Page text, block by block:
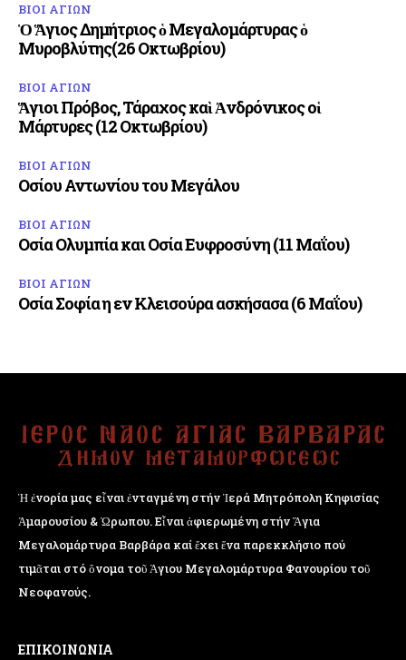
ΒΙΟΙ ΑΓΙΩΝ
Ὁ Ἅγιος Δημήτριος ὁ Μεγαλομάρτυρας ὁ
Μυροβλύτης(26 Οκτωβρίου)
ΒΙΟΙ ΑΓΙΩΝ
Ἅγιοι Πρόβος, Τάραχος καὶ Ἀνδρόνικος οἱ
Μάρτυρες (12 Οκτωβρίου)
ΒΙΟΙ ΑΓΙΩΝ
Οσίου Αντωνίου του Μεγάλου
ΒΙΟΙ ΑΓΙΩΝ
Οσία Ολυμπία και Οσία Ευφροσύνη (11 Μαΐου)
ΒΙΟΙ ΑΓΙΩΝ
Οσία Σοφία η εν Κλεισούρα ασκήσασα (6 Μαΐου)
Ἡ ἐνορία μας εἶναι ἐνταγμένη στήν Ἱερά Μητρόπολη Κηφισίας
Ἁμαρουσίου & Ὠρωπου. Εἶναι ἀφιερωμένη στήν Ἅγια
Μεγαλομάρτυρα Βαρβάρα καί ἔχει ἕνα παρεκκλήσιο πού
τιμᾶται στό ὄνομα τοῦ Ἁγιου Μεγαλομάρτυρα Φανουρίου τοῦ
Νεοφανούς.
ΕΠΙΚΟΙΝΩΝΙΑ